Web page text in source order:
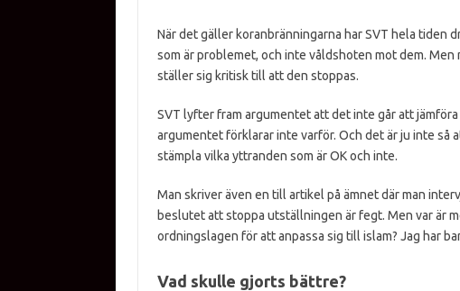
När det gäller koranbränningarna har SVT hela tiden
som är problemet, och inte våldshoten mot dem.
ställer sig kritisk till att den stoppas.
SVT lyfter fram argumentet att det inte går att
argumentet förklarar inte varför. Och det är ju inte så
stämpla vilka yttranden som är OK och inte.
Man skriver även en till artikel på ämnet där man
beslutet att stoppa utställningen är fegt. Men var är
ordningslagen för att anpassa sig till islam? Jag har
Vad skulle gjorts bättre?